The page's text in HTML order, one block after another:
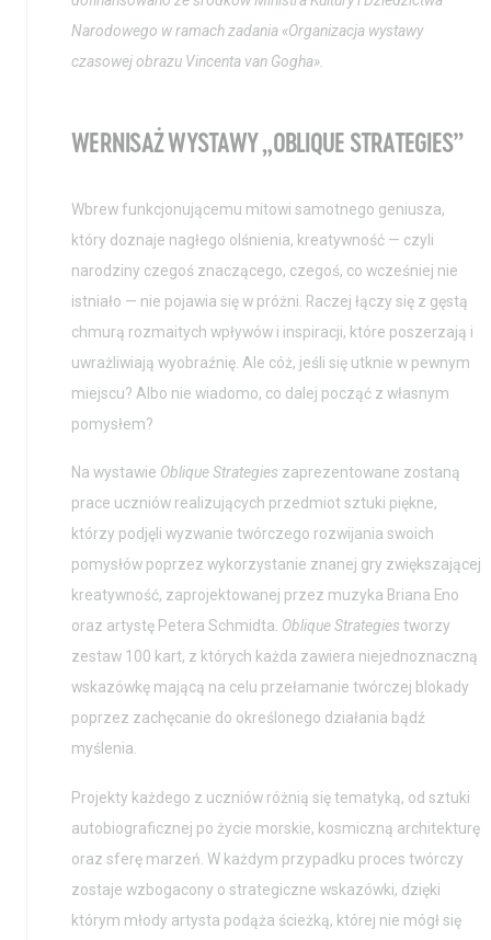
Narodowego w ramach zadania «Organizacja wystawy
czasowej obrazu Vincenta van Gogha».
WERNISAŻ WYSTAWY „OBLIQUE STRATEGIES”
Wbrew funkcjonującemu mitowi samotnego geniusza,
który doznaje nagłego olśnienia, kreatywność — czyli
narodziny czegoś znaczącego, czegoś, co wcześniej nie
istniało — nie pojawia się w próżni. Raczej łączy się z gęstą
chmurą rozmaitych wpływów i inspiracji, które poszerzają i
uwrażliwiają wyobraźnię. Ale cóż, jeśli się utknie w pewnym
miejscu? Albo nie wiadomo, co dalej począć z własnym
pomysłem?
Na wystawie Oblique Strategies zaprezentowane zostaną
prace uczniów realizujących przedmiot sztuki piękne,
którzy podjęli wyzwanie twórczego rozwijania swoich
pomysłów poprzez wykorzystanie znanej gry zwiększającej
kreatywność, zaprojektowanej przez muzyka Briana Eno
oraz artystę Petera Schmidta. Oblique Strategies tworzy
zestaw 100 kart, z których każda zawiera niejednoznaczną
wskazówkę mającą na celu przełamanie twórczej blokady
poprzez zachęcanie do określonego działania bądź
myślenia.
Projekty każdego z uczniów różnią się tematyką, od sztuki
autobiograficznej po życie morskie, kosmiczną architekturę
oraz sferę marzeń. W każdym przypadku proces twórczy
zostaje wzbogacony o strategiczne wskazówki, dzięki
którym młody artysta podąża ścieżką, której nie mógł się